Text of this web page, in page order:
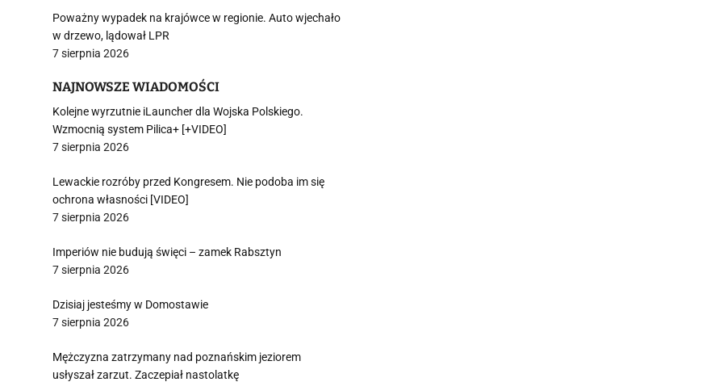
Poważny wypadek na krajówce w regionie. Auto wjechało
w drzewo, lądował LPR
7 sierpnia 2026
NAJNOWSZE WIADOMOŚCI
Kolejne wyrzutnie iLauncher dla Wojska Polskiego.
Wzmocnią system Pilica+ [+VIDEO]
7 sierpnia 2026
Lewackie rozróby przed Kongresem. Nie podoba im się
ochrona własności [VIDEO]
7 sierpnia 2026
Imperiów nie budują święci – zamek Rabsztyn
7 sierpnia 2026
Dzisiaj jesteśmy w Domostawie
7 sierpnia 2026
Mężczyzna zatrzymany nad poznańskim jeziorem
usłyszał zarzut. Zaczepiał nastolatkę